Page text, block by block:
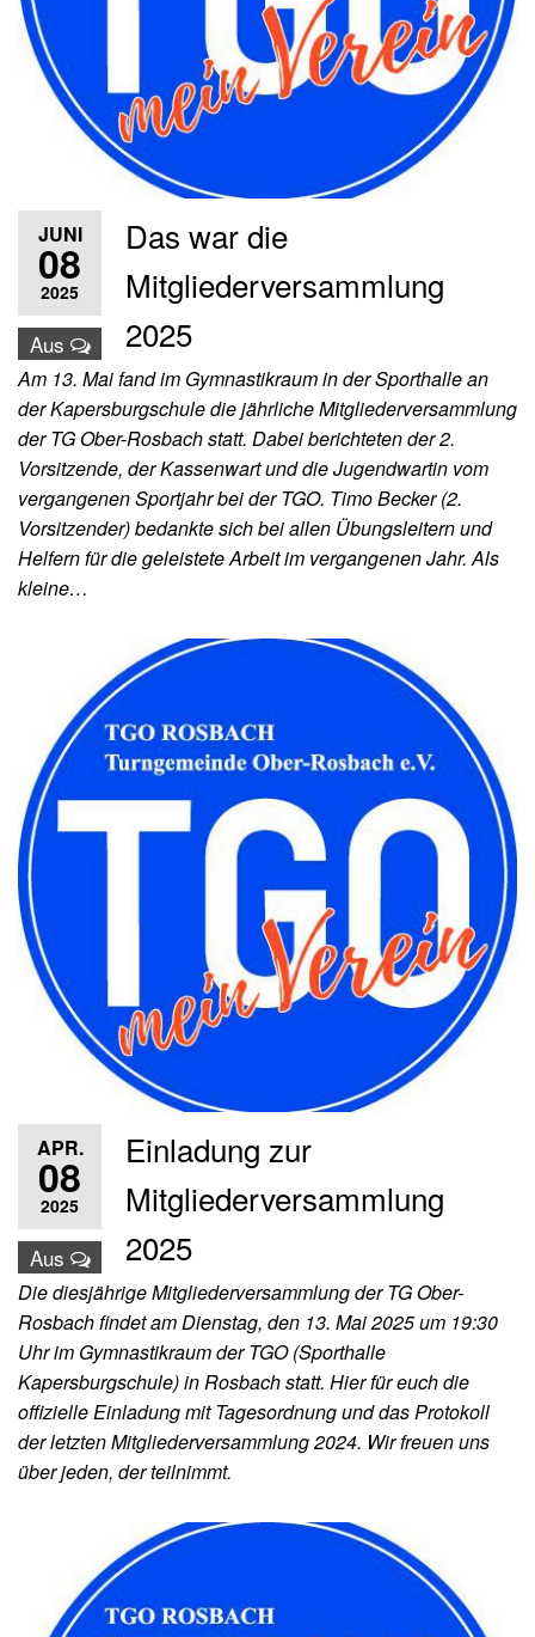
JUNI
08
2025
Aus
Das war die
Mitgliederversammlung
2025
Am 13. Mai fand im Gymnastikraum in der Sporthalle an
der Kapersburgschule die jährliche Mitgliederversammlung
der TG Ober-Rosbach statt. Dabei berichteten der 2.
Vorsitzende, der Kassenwart und die Jugendwartin vom
vergangenen Sportjahr bei der TGO. Timo Becker (2.
Vorsitzender) bedankte sich bei allen Übungsleitern und
Helfern für die geleistete Arbeit im vergangenen Jahr. Als
kleine…
APR.
08
2025
Aus
Einladung zur
Mitgliederversammlung
2025
Die diesjährige Mitgliederversammlung der TG Ober-
Rosbach findet am Dienstag, den 13. Mai 2025 um 19:30
Uhr im Gymnastikraum der TGO (Sporthalle
Kapersburgschule) in Rosbach statt. Hier für euch die
offizielle Einladung mit Tagesordnung und das Protokoll
der letzten Mitgliederversammlung 2024. Wir freuen uns
über jeden, der teilnimmt.